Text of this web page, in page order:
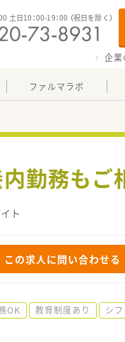
土日10：00-19：00 （祝日を除く）
企業
ファルマラボ
内勤務も
ト
この求人に問い合わせる
OK 教育制度あり シ